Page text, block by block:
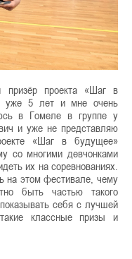
призёр проекта «Шаг в
уже 5 лет и мне очень
в Гомеле в группе у
и уже не представляю
«Шаг в будущее»
со многими девчонками
их на соревнованиях.
на этом фестивале, чему
быть частью такого
себя с лучшей
классные призы и